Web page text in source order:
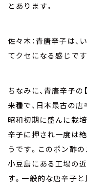
とあります。
佐々木：青唐辛子は、
てクセになる感じです
ちなみに、青唐辛子の
来種で、日本最古の唐
昭和初期に盛んに栽
辛子に押され一度は
うです。このポン酢
小豆島にある工場の
す。一般的な唐辛子